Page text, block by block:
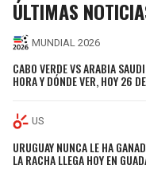
ÚLTIMAS
MUNDIAL 2026
CABO VERDE VS ARABIA
HORA Y DÓNDE VER, HOY 26
US
URUGUAY NUNCA LE HA
LA RACHA LLEGA HOY EN